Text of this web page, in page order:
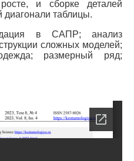
и сборке деталей
диагонали таблицы.
в САПР; анализ
сложных моделей;
размерный ряд;